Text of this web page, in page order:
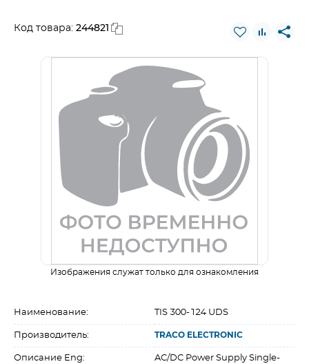
Код товара: 244821
Изображения служат только для ознакомления
Наименование: TIS 300-124 UDS
Производитель: TRACO ELECTRONIC
Описание Eng:
AC/DC Power Supply Single-